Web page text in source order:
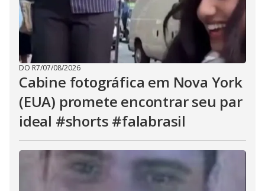
DO R7/07/08/2026
Cabine fotográfica em Nova York
(EUA) promete encontrar seu par
ideal #shorts #falabrasil